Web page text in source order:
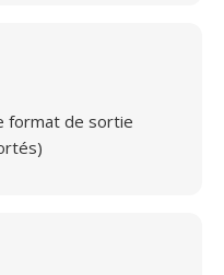
format de sortie